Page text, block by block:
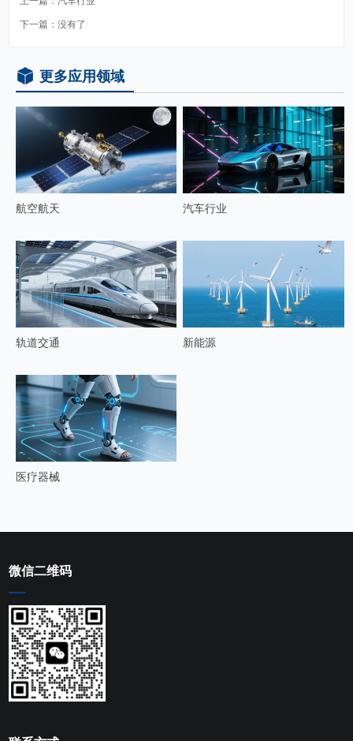
下一篇：没有了
更多应用领域
航空航天 汽车行业
轨道交通 新能源
医疗器械
微信二维码